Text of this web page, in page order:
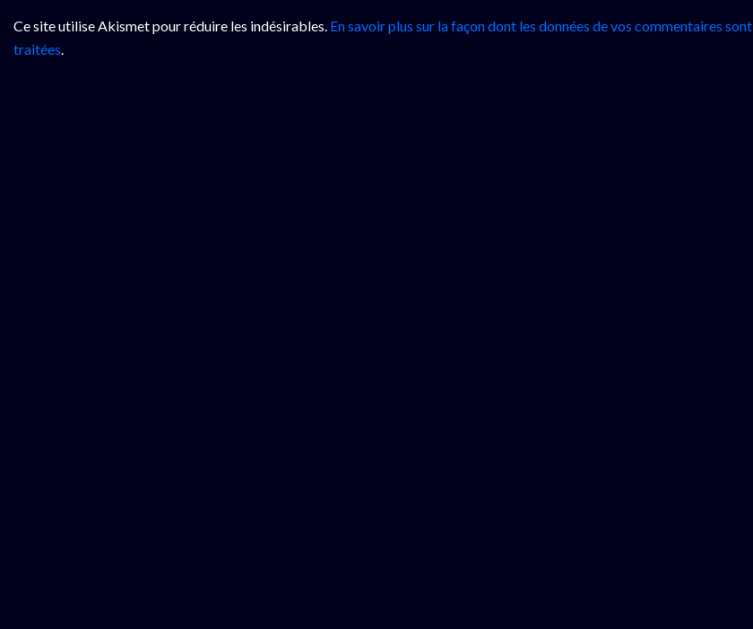
Ce site utilise Akismet pour réduire les indésirables. En savoir plus sur la façon dont les données de vos commentaires sont
traitées.